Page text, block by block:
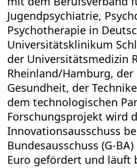
Jugendpsychiatrie,
Psychotherapie in
Universitätsklinikum
der Universitätsmedizin
Rheinland/Hamburg, der
Gesundheit, der
dem technologischen
Forschungsprojekt wird
Innovationsausschuss
Bundesausschuss (G-
Euro gefördert und läuft